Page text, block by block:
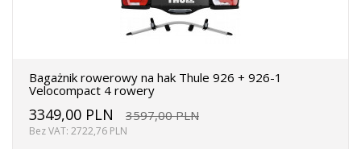
Bagażnik rowerowy na hak Thule 926 + 926-1
Velocompact 4 rowery
3349,00 PLN 3597,00 PLN
Bez VAT: 2722,76 PLN